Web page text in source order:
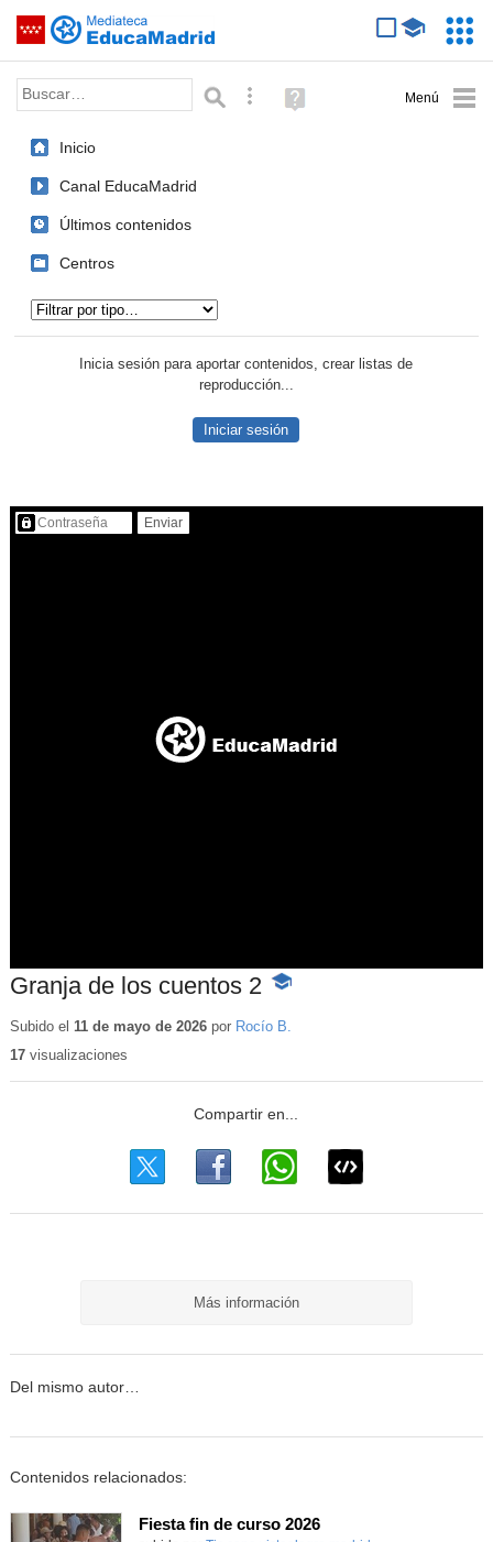
Saltar navegación
Palabra o frase: Búsqueda avanzada
Ayuda
(en
Inicio
Canal EducaMadrid
Últimos contenidos
Centros
Inicia sesión para aportar contenidos, crear listas de
reproducción...
Iniciar sesión
Contenido protegido…
Granja de los cuentos 2 -
educativo
Subido el 11 de mayo de 2026por Rocío B.
17visualizaciones
Más información
Del mismo autor…
Contenidos relacionados:
Fiesta fin de curso 2026